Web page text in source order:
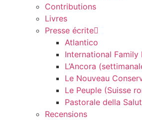
Contributions
Livres
Presse écrite
Atlantico
International Family
L’Ancora
Le Nouveau
Le Peuple (Suisse
Pastorale della
Recensions